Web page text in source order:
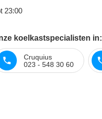
23:00
koelkastspecialisten in:
Cruquius
023 - 548 30 60